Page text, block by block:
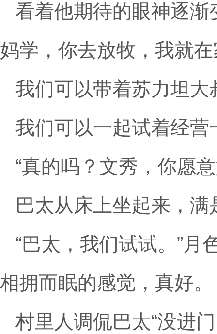
看着他期待的眼神逐渐
妈学，你去放牧，我就
我们可以带着苏力坦
我们可以一起试着经营
“真的吗？文秀，你愿
巴太从床上坐起来，
“巴太，我们试试。”
相拥而眠的感觉，真好。
村里人调侃巴太“没进